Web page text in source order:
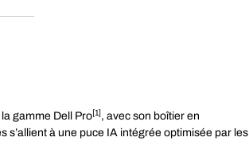
gamme Dell Pro[1] , avec son boîtier en
s’allient à une puce IA intégrée optimisée par les